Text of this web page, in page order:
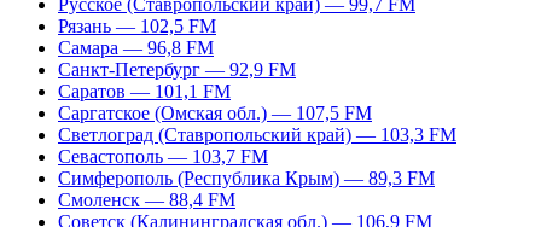
Русское (Ставропольский край) — 99,7 FM
Рязань — 102,5 FM
Самара — 96,8 FM
Санкт-Петербург — 92,9 FM
Саратов — 101,1 FM
Саргатское (Омская обл.) — 107,5 FM
Светлоград (Ставропольский край) — 103,3 FM
Севастополь — 103,7 FM
Симферополь (Республика Крым) — 89,3 FM
Смоленск — 88,4 FM
Советск (Калининградская обл.) — 106,9 FM